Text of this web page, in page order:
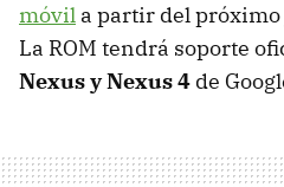
móvil a partir del
La ROM tendrá soporte
Nexus y Nexus 4 de